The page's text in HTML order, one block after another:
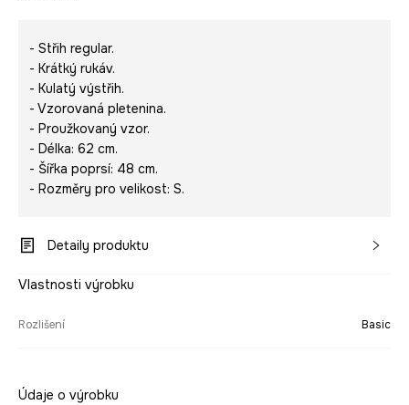
- Střih regular.
- Krátký rukáv.
- Kulatý výstřih.
- Vzorovaná pletenina.
- Proužkovaný vzor.
- Délka: 62 cm.
- Šířka poprsí: 48 cm.
- Rozměry pro velikost: S.
Detaily produktu
Vlastnosti výrobku
Rozlišení Basic
Údaje o výrobku